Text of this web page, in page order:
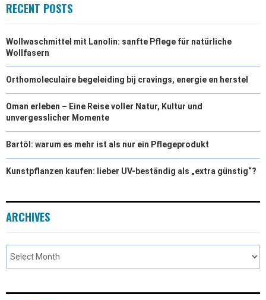
RECENT POSTS
Wollwaschmittel mit Lanolin: sanfte Pflege für natürliche
Wollfasern
Orthomoleculaire begeleiding bij cravings, energie en herstel
Oman erleben – Eine Reise voller Natur, Kultur und
unvergesslicher Momente
Bartöl: warum es mehr ist als nur ein Pflegeprodukt
Kunstpflanzen kaufen: lieber UV-beständig als „extra günstig“?
ARCHIVES